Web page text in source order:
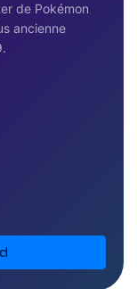
de Pokémon
ancienne